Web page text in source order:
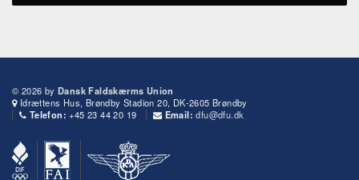
© 2026 by Dansk Faldskærms Union
Idrættens Hus, Brøndby Stadion 20, DK-2605 Brøndby
Telefon: +45 23 44 20 19 Email: dfu@dfu.dk